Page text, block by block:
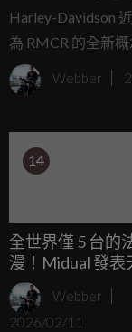
Harley-Davidson
為 RMCR 的全新
機，巧妙融合了流
Revolution Max 引
Webber
14
全世界僅 5 台的
漫！Midual 發表
Cafe Racer，售
萬台幣Webber
2026/02/11